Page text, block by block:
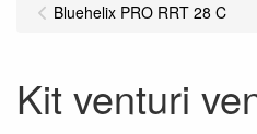
Bluehelix PRO RRT 28 C
Kit venturi